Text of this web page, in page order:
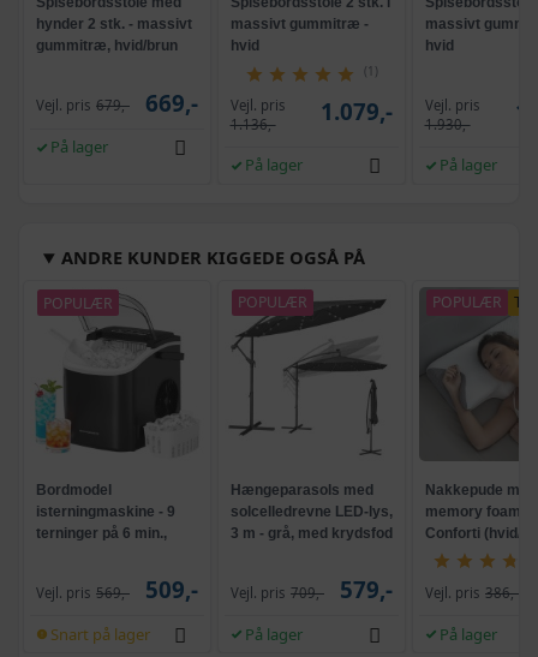
hynder 2 stk. - massivt
gummitræ, hvid/brun
Vejl. pris 679,- 669,-
På lager
massivt gummitræ -
hvid
(1)
Vejl. pris
1.136,-
1.079,-
På lager
massivt
hvid
Vejl. pris
1.930,-
På lager
ANDRE KUNDER KIGGEDE OGSÅ PÅ
POPULÆR
Bordmodel
isterningmaskine - 9
terninger på 6 min.,
Vejl. pris 569,- 509,-
Snart på lager
POPULÆR
Hængeparasols med
solcelledrevne LED-lys,
3 m - grå, med krydsfod
Vejl. pris 709,- 579,-
På lager
POPULÆR
Nakkepude med
memory foam -
Conforti (hvid/
Vejl. pris 386,-
På lager